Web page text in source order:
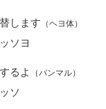
します （ヘヨ体）
ソヨ
るよ （パンマル）
ソ